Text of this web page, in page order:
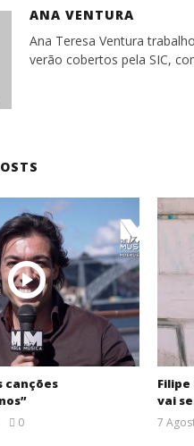
ANA VENTURA
Ana Teresa Ventura
verão cobertos pela SIC,
canções
0
Filipe
vai
7